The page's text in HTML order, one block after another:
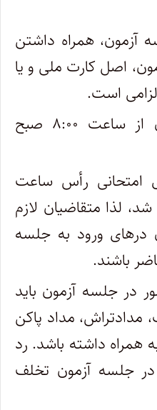
آزمون، همراه داشتن
اصل کارت ملی و یا
است.
۲- فرآیند برگزاری آزمون از ساعت‌ ۸:۰۰ صبح
امتحانی رأس‌ ساعت‌
شد، لذا متقاضیان لازم
ورود به جلسه
باشند.
در جلسه آزمون باید
مدادتراش، مداد پاکن
داشته باشد. رد
جلسه آزمون تخلف